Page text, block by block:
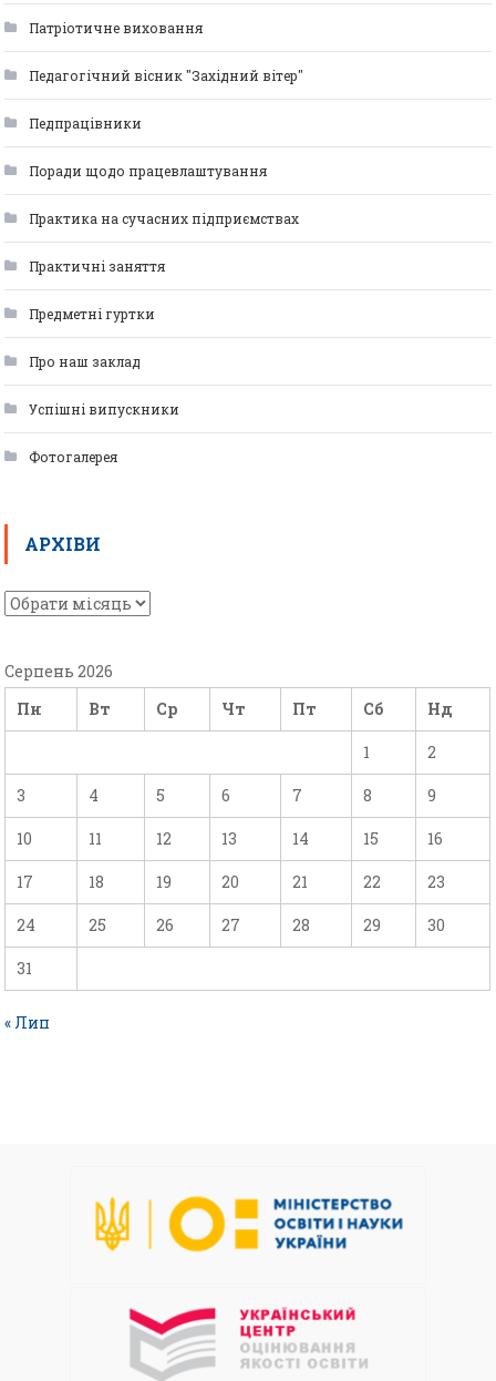
Патріотичне виховання
Педагогічний вісник "Західний вітер"
Педпрацівники
Поради щодо працевлаштування
Практика на сучасних підприємствах
Практичні заняття
Предметні гуртки
Про наш заклад
Успішні випускники
Фотогалерея
АРХІВИ
Серпень 2026
Пн
Вт Ср Чт Пт Сб Нд
1 2
3 4 5 6 7 8 9
10 11 12 13 14 15 16
17 18 19 20 21 22 23
24 25 26 27 28 29 30
31
« Лип